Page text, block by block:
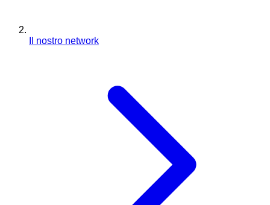
Il nostro network